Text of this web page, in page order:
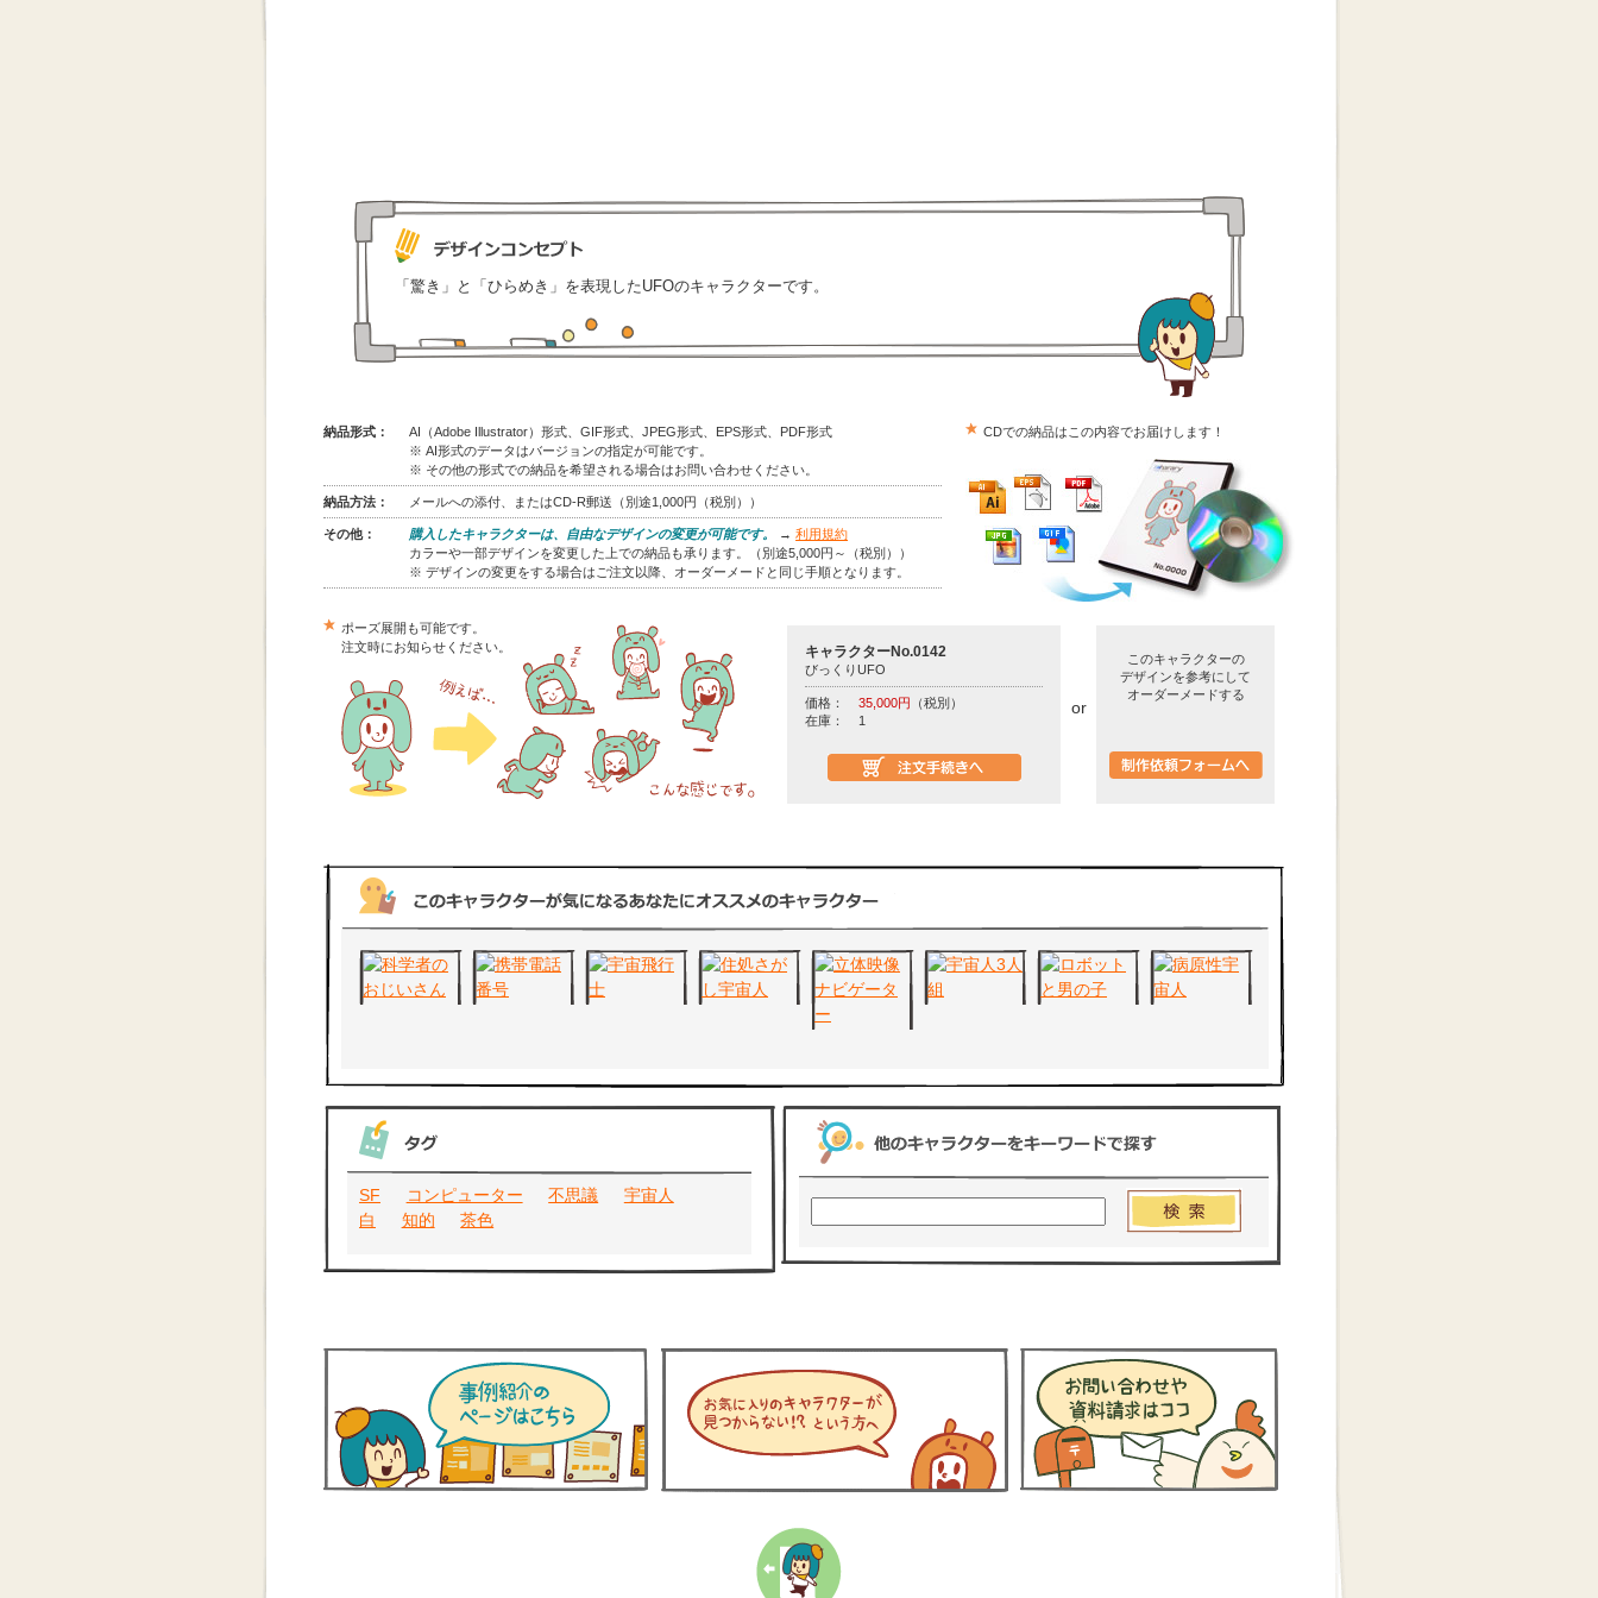
「驚き」と「ひらめき」を表現したUFOのキャラクターです。
納品形式：
AI（Adobe Illustrator）形式、GIF形式、JPEG形式、EPS形式、PDF形式
※ AI形式のデータはバージョンの指定が可能です。
※ その他の形式での納品を希望される場合はお問い合わせください。
納品方法： メールへの添付、またはCD-R郵送（別途1,000円（税別））
その他： 購入したキャラクターは、自由なデザインの変更が可能です。 →利用規約
カラーや一部デザインを変更した上での納品も承ります。（別途5,000円～（税別））
※ デザインの変更をする場合はご注文以降、オーダーメードと同じ手順となります。
CDでの納品はこの内容でお届けします！
ポーズ展開も可能です。
注文時にお知らせください。
キャラクターNo.0142
びっくりUFO
価格： 35,000円 （税別）
在庫：
1
or
このキャラクターの
デザインを参考にして
オーダーメードする
SF コンピューター 不思議
宇宙人
白
知的 茶色